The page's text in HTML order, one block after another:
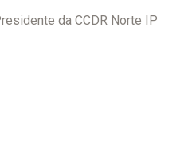
da CCDR Norte IP